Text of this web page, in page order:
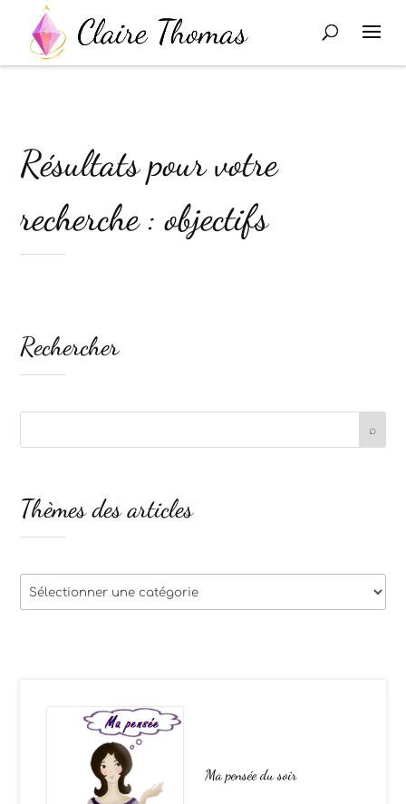
Résultats pour votre
recherche : objectifs
Ma pensée du soir
Rechercher
Thèmes des articles
Thèmes
des